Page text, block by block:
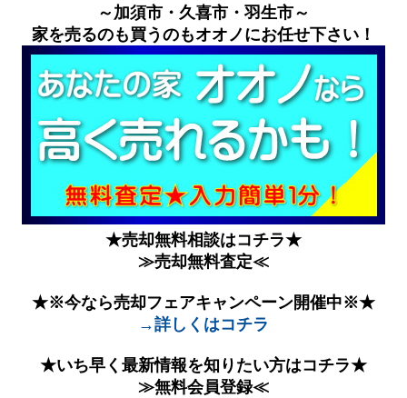
～加須市・久喜市・羽生市～
家を売るのも買うのもオオノにお任せ下さい！
★売却無料相談はコチラ★
≫売却無料査定≪
★※今なら売却フェアキャンペーン開催中※★
→詳しくはコチラ
★いち早く最新情報を知りたい方はコチラ★
≫無料会員登録≪